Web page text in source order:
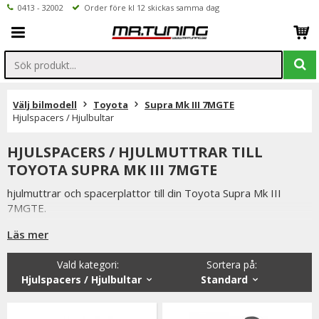
0413 - 32002 Order före kl 12 skickas samma dag
Välj bilmodell Toyota
Supra Mk III 7MGTE
Hjulspacers / Hjulbultar
HJULSPACERS / HJULMUTTRAR TILL
TOYOTA SUPRA MK III 7MGTE
hjulmuttrar och spacerplattor till din Toyota Supra Mk III
7MGTE.
Spacerplattor utfrästa ur ett stycke aluminium i mycket hög
Alla våra hjulmuttrar, låsbultar och hjulspacers är av högsta
kvalitet samtidigt som vi håller konkurrenskraftiga priser och
Läs mer
Sortera på:
Standard
Vald kategori:
Hjulspacers / Hjulbultar